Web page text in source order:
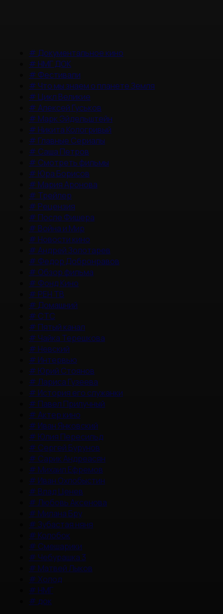
# Документальное кино
# НМГ ДОК
# Фестивали
# Что мы знаем о планете Земля
# Цикл Великие
#Алексей Гуськов
# Марк Эйдельштейн
# Никита Кологривый
# Главные Сериалы
# Саша Петров
# Смотреть фильмы
# Юра Борисов
# Мария Аронова
# Трейлер
# Рецензия
# После Фишера
# Война и Мир
# Новости кино
#Андрей Золотарев
# Федор Добронравов
# Обзор фильма
# Фонд Кино
# РЕН ТВ
# Домашний
# СТС
# Пятый канал
# Чайка Терешкова
# Невский
# Интервью
# Юрий Стоянов
#Лариса Гузеева
# История его служанки
# Павел Прилучный
#Актер кино
# Иван Янковский
# Юлия Пересильд
# Сергей Бурунов
# Сарик Андреасян
# Михаил Ефремов
# Иван Охлобыстин
# Влад Ценев
#Любовь Аксенова
# Милана Бру
#Зубастая няня
# Колобок
# Смешарики
# Чебурашка 3
# Матвей Лыков
#Холод
# НМГ
# док